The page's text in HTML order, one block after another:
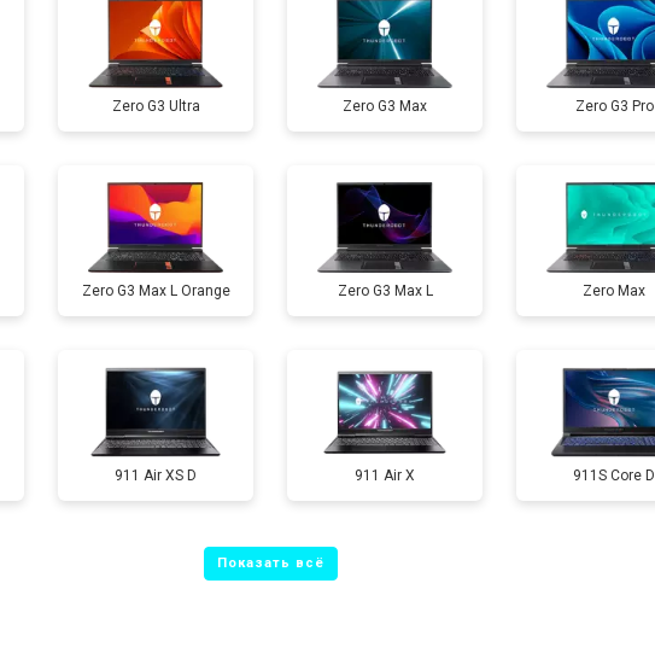
от 80 мин от 2300 ₽
от 60 мин от 3300 ₽
от 110 мин от 3800 ₽
от 50 мин от 1500 ₽
от 90 мин от 2900 ₽
от 40 мин от 1200 ₽
от 80 мин
Zero G3 Ultra Zero G3 Max Zero G3 Pro
Zero G3 Max L Orange Zero G3 Max L Zero Max
911 Air XS D 911 Air X 911S Core D